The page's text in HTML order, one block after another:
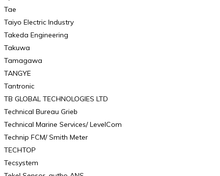
Tae
Taiyo Electric Industry
Takeda Engineering
Takuwa
Tamagawa
TANGYE
Tantronic
TB GLOBAL TECHNOLOGIES LTD
Technical Bureau Grieb
Technical Marine Services/ LevelCom
Technip FCM/ Smith Meter
TECHTOP
Tecsystem